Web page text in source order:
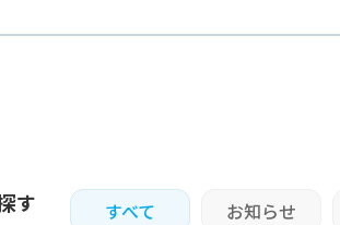
す すべて お知らせ